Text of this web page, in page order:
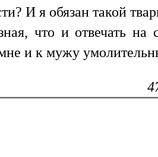
И я обязан такой
что и отвечать
и к мужу